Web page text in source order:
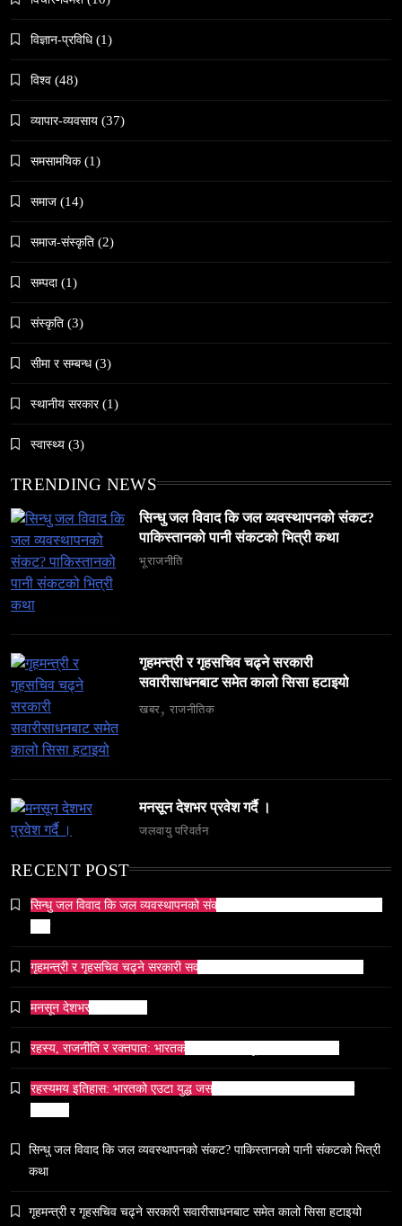
जनकपुरधाममा ‘मधेस प्रादेशिक ललितकला प्रदर्शनी
अलउला: साउदी अरबको रेगिस्तानी मोती र सांस्कृतिक
६ महिनामा ३३३ विदेशी नागरिक निष्कासित — ओभरस्टे,
February 27, 2026
भारतको सांस्कृतिक सम्पत्ति पुनर्स्थापना कूटनीति: एक नयाँ
वैश्विक अभियान
५० लाख’ शुल्कको वास्तविकता: अल्टर्नेटिभ B-स्कूलहरूले
February 27, 2026
विज्ञान-प्रविधि (1)
विश्व (48)
व्यापार-व्यवसाय (37)
समसामयिक (1)
समाज (14)
समाज-संस्कृति (2)
सम्पदा (1)
संस्कृति (3)
सीमा र सम्बन्ध (3)
स्थानीय सरकार (1)
स्वास्थ्य (3)
TRENDING NEWS
सिन्धु जल विवाद कि जल व्यवस्थापनको संकट?
पाकिस्तानको पानी संकटको भित्री कथा
भूराजनीति
गृहमन्त्री र गृहसचिव चढ्ने सरकारी
सवारीसाधनबाट समेत कालो सिसा हटाइयो
खबर राजनीतिक
मनसून देशभर प्रवेश गर्दै ।
जलवायु परिवर्तन
RECENT POST
सिन्धु जल विवाद कि जल व्यवस्थापनको संकट? पाकिस्तानको पानी संकटको भित्री
गृहमन्त्री र गृहसचिव चढ्ने सरकारी सवारीसाधनबाट समेत कालो सिसा हटाइयो
मनसून देशभर प्रवेश गर्दै ।
रहस्य, राजनीति र रक्तपात: भारतको इतिहासमा ‘मयूर सिंहासन’को कथा
रहस्यमय इतिहास: भारतको एउटा युद्ध जसले सम्राटलाई हिंसाबाट शान्तितर्फ
सिन्धु जल विवाद कि जल व्यवस्थापनको संकट? पाकिस्तानको पानी संकटको भित्री
कथा
गृहमन्त्री र गृहसचिव चढ्ने सरकारी सवारीसाधनबाट समेत कालो सिसा हटाइयो